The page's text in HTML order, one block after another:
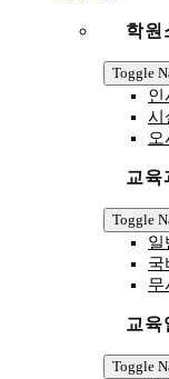
학원
Toggle
인
시
오
교육
Toggle
일
국
무
교육
Toggle